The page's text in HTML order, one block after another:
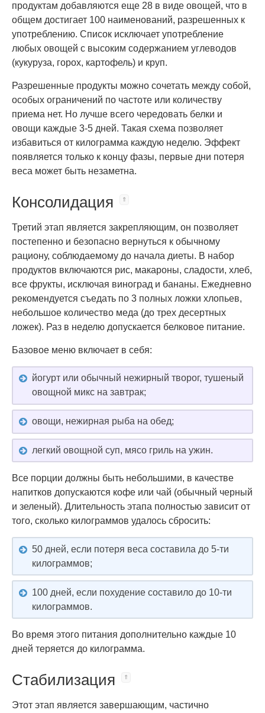
продуктам добавляются еще 28 в виде овощей, что в
общем достигает 100 наименований, разрешенных к
употреблению. Список исключает употребление
любых овощей с высоким содержанием углеводов
(кукуруза, горох, картофель) и круп.
Разрешенные продукты можно сочетать между собой,
особых ограничений по частоте или количеству
приема нет. Но лучше всего чередовать белки и
овощи каждые 3-5 дней. Такая схема позволяет
избавиться от килограмма каждую неделю. Эффект
появляется только к концу фазы, первые дни потеря
веса может быть незаметна.
Консолидация
Третий этап является закрепляющим, он позволяет
постепенно и безопасно вернуться к обычному
рациону, соблюдаемому до начала диеты. В набор
продуктов включаются рис, макароны, сладости, хлеб,
все фрукты, исключая виноград и бананы. Ежедневно
рекомендуется съедать по 3 полных ложки хлопьев,
небольшое количество меда (до трех десертных
ложек). Раз в неделю допускается белковое питание.
Базовое меню включает в себя:
йогурт или обычный нежирный творог, тушеный
овощной микс на завтрак;
овощи, нежирная рыба на обед;
легкий овощной суп, мясо гриль на ужин.
Все порции должны быть небольшими, в качестве
напитков допускаются кофе или чай (обычный черный
и зеленый). Длительность этапа полностью зависит от
того, сколько килограммов удалось сбросить:
50 дней, если потеря веса составила до 5-ти
килограммов;
100 дней, если похудение составило до 10-ти
килограммов.
Во время этого питания дополнительно каждые 10
дней теряется до килограмма.
Стабилизация
Этот этап является завершающим, частично